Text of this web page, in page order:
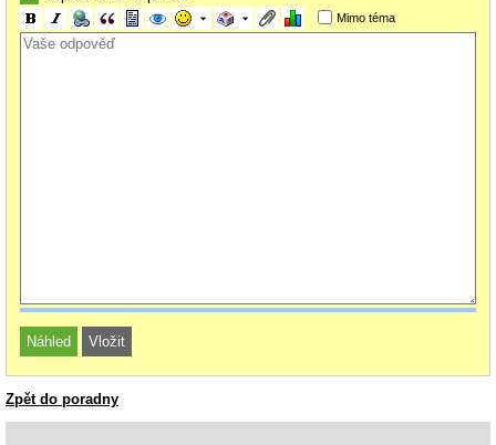
Mimo téma
Zpět do poradny